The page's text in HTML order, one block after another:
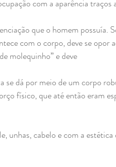
com a aparência traços
que o homem possuía.
com o corpo, deve se opor
molequinho” e deve
se dá por meio de um corpo
físico, que até então eram
unhas, cabelo e com a